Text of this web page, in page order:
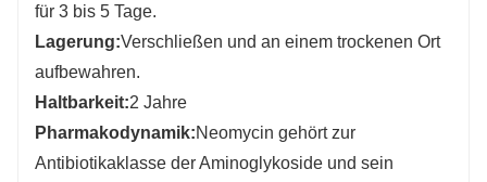
für 3 bis 5 Tage.
Lagerung:Verschließen und an einem trockenen Ort
aufbewahren.
Haltbarkeit:2 Jahre
Pharmakodynamik:Neomycin gehört zur
Antibiotikaklasse der Aminoglykoside und sein